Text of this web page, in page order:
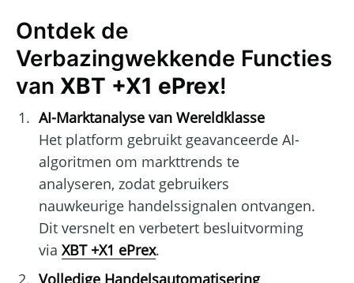
Ontdek de
Verbazingwekkende Functies
van XBT +X1 ePrex!
AI-Marktanalyse van Wereldklasse
Het platform gebruikt geavanceerde AI-
algoritmen om markttrends te
analyseren, zodat gebruikers
nauwkeurige handelssignalen ontvangen.
Dit versnelt en verbetert besluitvorming
via XBT +X1 ePrex.